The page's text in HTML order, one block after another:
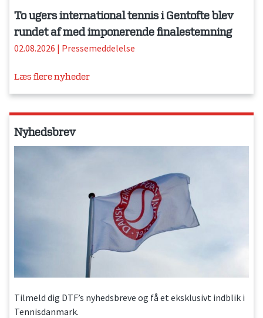
To ugers international tennis i Gentofte blev
rundet af med imponerende finalestemning
02.08.2026 | Pressemeddelelse
Læs flere nyheder
Nyhedsbrev
Tilmeld dig DTF’s nyhedsbreve og få et eksklusivt indblik i
Tennisdanmark.